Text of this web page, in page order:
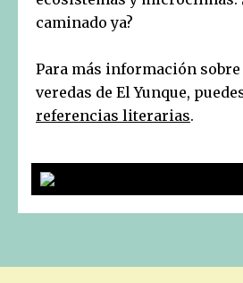
caminado ya?
Para más información
veredas de El Yunque,
referencias literarias.